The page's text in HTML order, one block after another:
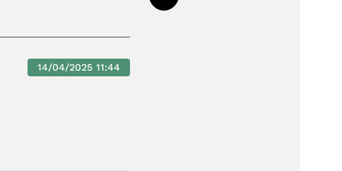
14/04/2025 11:44